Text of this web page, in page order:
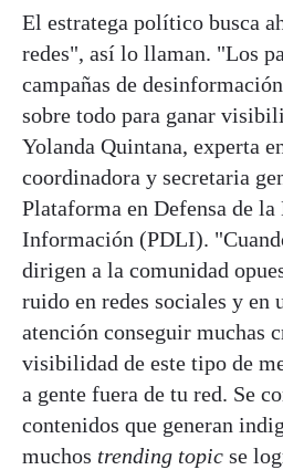
El estratega político busca
redes", así lo llaman. "Los
campañas de
sobre todo para ganar
Yolanda Quintana, experta
coordinadora y secretaria
Plataforma en Defensa de
Información (PDLI).
dirigen a la comunidad
ruido en redes sociales y en
atención conseguir muchas
visibilidad de este tipo de
a gente fuera de tu red. Se
contenidos que generan
muchos trending topic se